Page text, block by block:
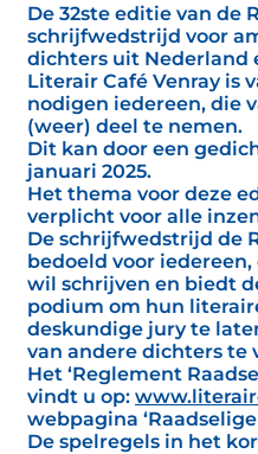
De 32ste editie van de
schrijfwedstrijd voor
dichters uit Nederland
Literair Café Venray is
nodigen iedereen, die
(weer) deel te nemen.
Dit kan door een
januari 2025.
Het thema voor deze
verplicht voor alle
De schrijfwedstrijd de
bedoeld voor
wil schrijven en biedt
podium om hun
deskundige jury te
van andere dichters te
Het ‘Reglement
vindt u op:
webpagina ‘Raadselige
De spelregels in het